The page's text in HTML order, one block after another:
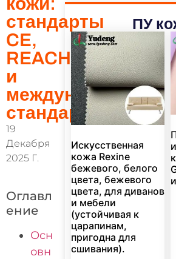
стандарты
CE,
REACH
и
международные
стандарты.
19
Декабря
2025 Г.
Оглавл
ение
Осн
овн
ПУ
Искусственная
кожа Rexine
бежевого, белого
цвета, бежевого
цвета, для диванов
и мебели
(устойчивая к
царапинам,
пригодна для
сшивания).